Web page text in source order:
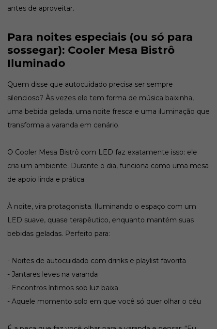
antes de aproveitar.
Para noites especiais (ou só para
sossegar): Cooler Mesa Bistrô
Iluminado
Quem disse que autocuidado precisa ser sempre
silencioso? Às vezes ele tem forma de música baixinha,
uma bebida gelada, uma noite fresca e uma iluminação que
transforma a varanda em cenário.
O Cooler Mesa Bistrô com LED faz exatamente isso: ele
cria um ambiente. Durante o dia, funciona como uma mesa
de apoio linda e prática.
À noite, vira protagonista. Iluminando o espaço com um
LED suave, quase terapêutico, enquanto mantém suas
bebidas geladas. Perfeito para:
- Noites de autocuidado com drinks e playlist favorita
- Jantares leves na varanda
- Encontros íntimos sob luz baixa
- Aquele momento solo em que você só quer olhar o céu